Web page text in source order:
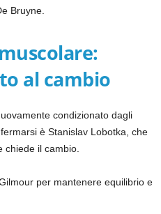
Bruyne.
al cambio
condizionato dagli
è Stanislav Lobotka, che
chiede il cambio.
per mantenere equilibrio e